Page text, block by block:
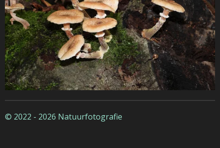
© 2022 - 2026 Natuurfotografie